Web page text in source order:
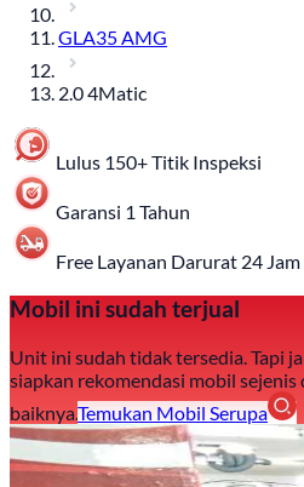
GLA35 AMG
2.0 4Matic
Lulus 150+ Titik Inspeksi
Garansi 1 Tahun
Free Layanan Darurat 24 Jam
Mobil ini sudah terjual
Unit ini sudah tidak tersedia. Tapi
siapkan rekomendasi mobil sejenis
baiknya.Temukan Mobil Serupa